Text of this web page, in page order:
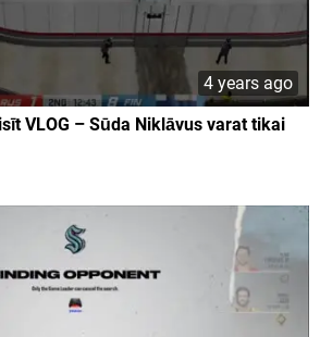
4 years ago
VLOG – Sūda Niklāvus varat tikai